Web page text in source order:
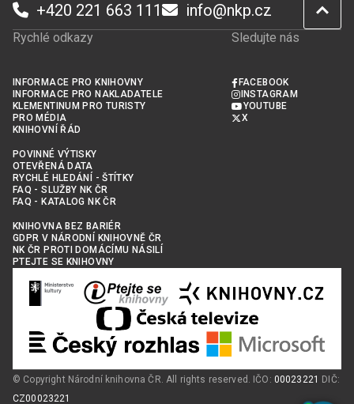
+420 221 663 111 info@nkp.cz
Rychlé odkazy
INFORMACE PRO KNIHOVNY
INFORMACE PRO NAKLADATELE
KLEMENTINUM PRO TURISTY
PRO MÉDIA
KNIHOVNÍ ŘÁD
POVINNÉ VÝTISKY
OTEVŘENÁ DATA
RYCHLÉ HLEDÁNÍ - ŠTÍTKY
FAQ - SLUŽBY NK ČR
FAQ - KATALOG NK ČR
KNIHOVNA BEZ BARIÉR
GDPR V NÁRODNÍ KNIHOVNĚ ČR
NK ČR PROTI DOMÁCÍMU NÁSILÍ
PTEJTE SE KNIHOVNY
Sledujte nás
FACEBOOK
INSTAGRAM
YOUTUBE
X
© Copyright Národní knihovna ČR. All rights reserved. IČO: 00023221 DIČ:
CZ00023221